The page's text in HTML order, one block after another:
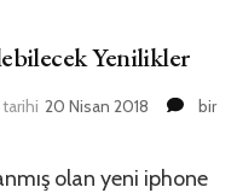
Yenilikler
20 Nisan 2018
iOS
ile
bir
olan yeni iphone